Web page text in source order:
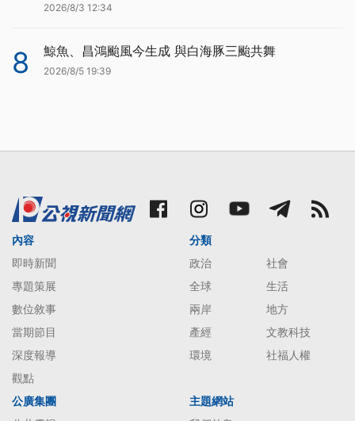
2026/8/3 12:34
8 鯨魚、昌鴻颱風今生成 與白海豚三颱共舞
2026/8/5 19:39
內容
即時新聞
專題策展
數位敘事
當期節目
深度報導
觀點
分類
政治
社會
全球
生活
兩岸
地方
產經
文教科技
環境
社福人權
公廣集團
主題網站